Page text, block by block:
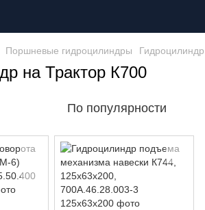
Поршневые гидроцилиндры
на Трактор К700
По популярности